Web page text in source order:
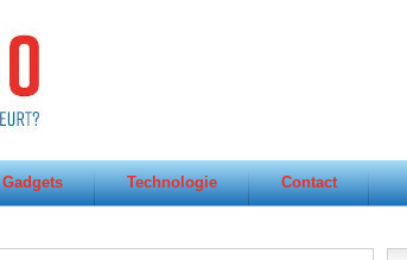
Gadgets Technologie Contact